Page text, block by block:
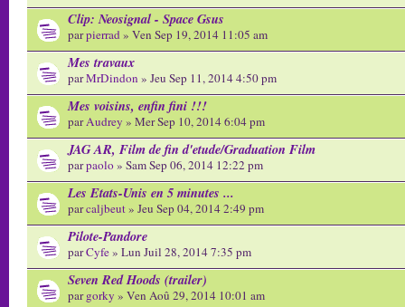
Clip: Neosignal - Space Gsus
parpierrad» Ven Sep 19, 2014 11:05 am
Mes travaux
parMrDindon » Jeu Sep 11, 2014 4:50 pm
Mes voisins, enfin fini !!!
parAudrey » Mer Sep 10, 2014 6:04 pm
JAG AR, Film de fin d'etude/Graduation Film
parpaolo» Sam Sep 06, 2014 12:22 pm
Les Etats-Unis en 5 minutes ...
parcaljbeut» Jeu Sep 04, 2014 2:49 pm
Pilote-Pandore
parCyfe» Lun Juil 28, 2014 7:35 pm
Seven Red Hoods (trailer)
pargorky » Ven Aoû 29, 2014 10:01 am